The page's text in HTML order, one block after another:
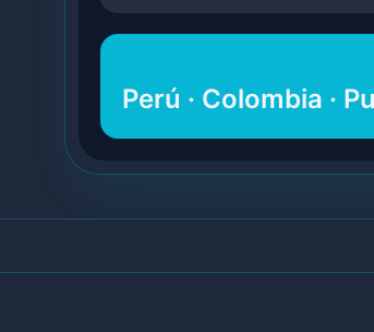
Perú · Colombia ·